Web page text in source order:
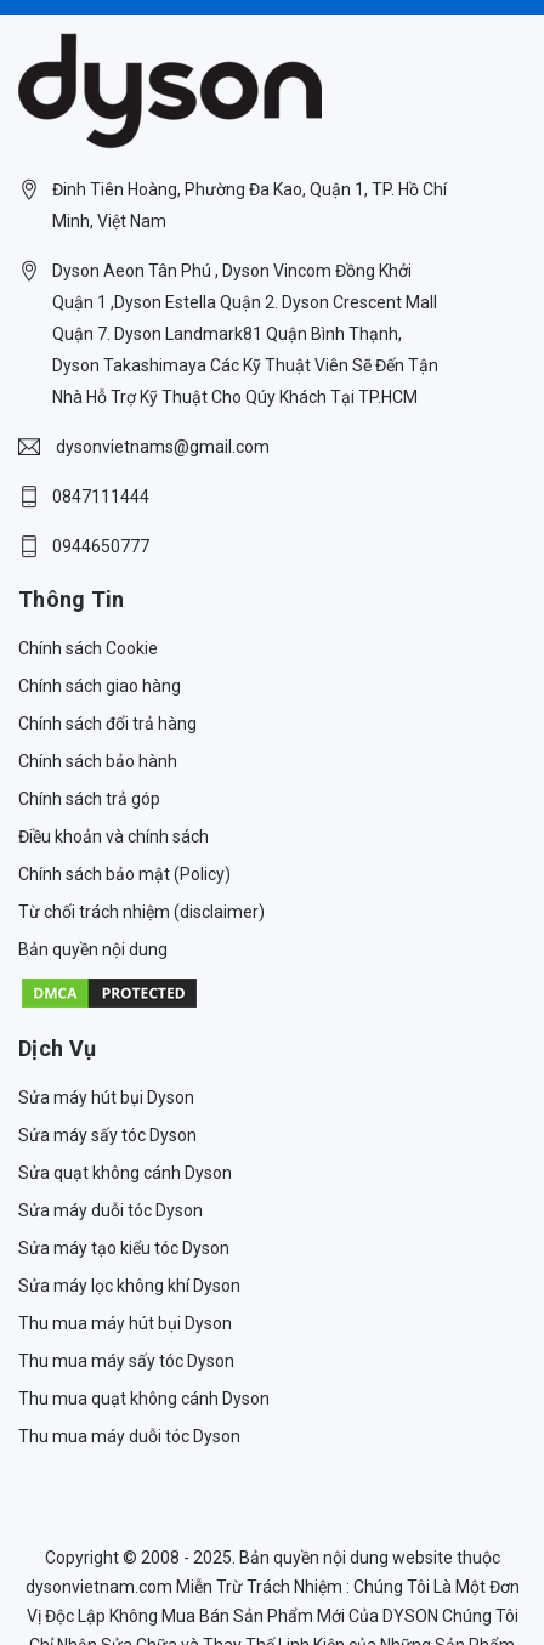
Đinh Tiên Hoàng, Phường Đa Kao, Quận 1, TP. Hồ Chí
Minh, Việt Nam
Dyson Aeon Tân Phú , Dyson Vincom Đồng Khởi
Quận 1 ,Dyson Estella Quận 2. Dyson Crescent Mall
Quận 7. Dyson Landmark81 Quận Bình Thạnh,
Dyson Takashimaya Các Kỹ Thuật Viên Sẽ Đến Tận
Nhà Hỗ Trợ Kỹ Thuật Cho Qúy Khách Tại TP.HCM
dysonvietnams@gmail.com
0847111444
0944650777
Thông Tin
Chính sách Cookie
Chính sách giao hàng
Chính sách đổi trả hàng
Chính sách bảo hành
Chính sách trả góp
Điều khoản và chính sách
Chính sách bảo mật (Policy)
Từ chối trách nhiệm (disclaimer)
Bản quyền nội dung
Dịch Vụ
Sửa máy hút bụi Dyson
Sửa máy sấy tóc Dyson
Sửa quạt không cánh Dyson
Sửa máy duỗi tóc Dyson
Sửa máy tạo kiểu tóc Dyson
Sửa máy lọc không khí Dyson
Thu mua máy hút bụi Dyson
Thu mua máy sấy tóc Dyson
Thu mua quạt không cánh Dyson
Thu mua máy duỗi tóc Dyson
Copyright © 2008 - 2025. Bản quyền nội dung website thuộc
dysonvietnam.com Miễn Trừ Trách Nhiệm : Chúng Tôi Là Một Đơn
Vị Độc Lập Không Mua Bán Sản Phẩm Mới Của DYSON Chúng Tôi